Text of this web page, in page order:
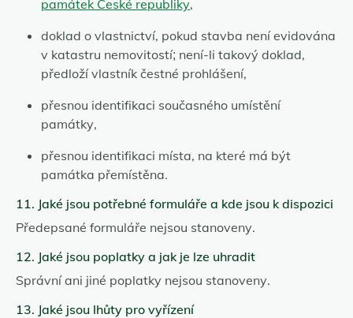
památek České republiky,
doklad o vlastnictví, pokud stavba není evidována
v katastru nemovitostí; není-li takový doklad,
předloží vlastník čestné prohlášení,
přesnou identifikaci současného umístění
památky,
přesnou identifikaci místa, na které má být
památka přemístěna.
11. Jaké jsou potřebné formuláře a kde jsou k dispozici
Předepsané formuláře nejsou stanoveny.
12. Jaké jsou poplatky a jak je lze uhradit
Správní ani jiné poplatky nejsou stanoveny.
13. Jaké jsou lhůty pro vyřízení